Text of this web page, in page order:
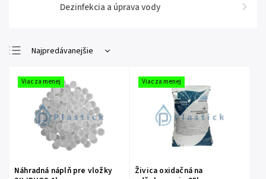
Dezinfekcia a úprava vody
Najpredávanejšie
Najdrahšie
Abecedne
Viac za menej
Náhradná náplň pre vložky
Viac za menej
Živica oxidačná na